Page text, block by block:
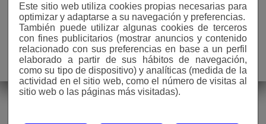
Este sitio web utiliza cookies propias necesarias para
optimizar y adaptarse a su navegación y preferencias.
También puede utilizar algunas cookies de terceros
con fines publicitarios (mostrar anuncios y contenido
relacionado con sus preferencias en base a un perfil
elaborado a partir de sus hábitos de navegación,
como su tipo de dispositivo) y analíticas (medida de la
actividad en el sitio web, como el número de visitas al
sitio web o las páginas más visitadas).
Aviso legal
n° visitas: 587496